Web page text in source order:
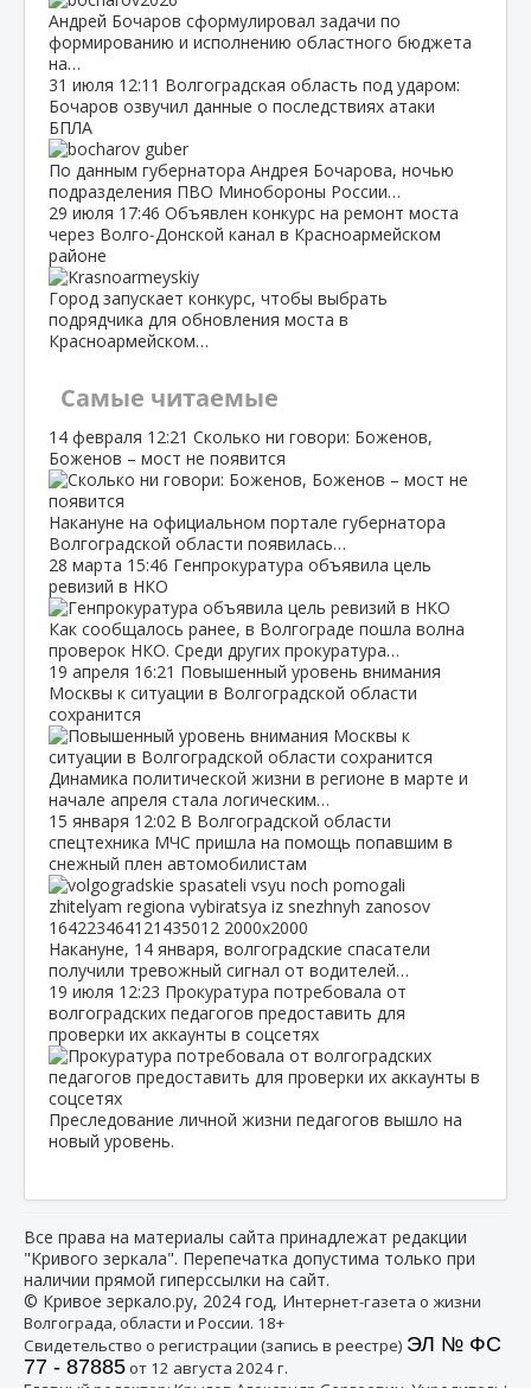
Андрей Бочаров сформулировал задачи по
формированию и исполнению областного бюджета
на…
31 июля 12:11 Волгоградская область под ударом:
Бочаров озвучил данные о последствиях атаки
БПЛА
По данным губернатора Андрея Бочарова, ночью
подразделения ПВО Минобороны России…
29 июля 17:46 Объявлен конкурс на ремонт моста
через Волго‑Донской канал в Красноармейском
районе
Город запускает конкурс, чтобы выбрать
подрядчика для обновления моста в
Красноармейском…
Самые читаемые
14 февраля 12:21 Сколько ни говори: Боженов,
Боженов – мост не появится
Накануне на официальном портале губернатора
Волгоградской области появилась…
28 марта 15:46 Генпрокуратура объявила цель
ревизий в НКО
Как сообщалось ранее, в Волгограде пошла волна
проверок НКО. Среди других прокуратура…
19 апреля 16:21 Повышенный уровень внимания
Москвы к ситуации в Волгоградской области
сохранится
Динамика политической жизни в регионе в марте и
начале апреля стала логическим…
15 января 12:02 В Волгоградской области
спецтехника МЧС пришла на помощь попавшим в
снежный плен автомобилистам
Накануне, 14 января, волгоградские спасатели
получили тревожный сигнал от водителей…
19 июля 12:23 Прокуратура потребовала от
волгоградских педагогов предоставить для
проверки их аккаунты в соцсетях
Преследование личной жизни педагогов вышло на
новый уровень.
Все права на материалы сайта принадлежат редакции
"Кривого зеркала". Перепечатка допустима только при
наличии прямой гиперссылки на сайт.
© Кривое зеркало.ру, 2024 год, Интернет-газета о жизни
Волгограда, области и России. 18+
Свидетельство о регистрации (запись в реестре) ЭЛ № ФС
77 - 87885от 12 августа 2024 г.